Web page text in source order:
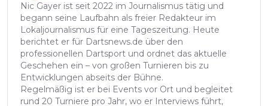
Nic Gayer ist seit 2022 im Journalismus tätig und
begann seine Laufbahn als freier Redakteur im
Lokaljournalismus für eine Tageszeitung. Heute
berichtet er für Dartsnews.de über den
professionellen Dartsport und ordnet das aktuelle
Geschehen ein – von großen Turnieren bis zu
Entwicklungen abseits der Bühne.
Regelmäßig ist er bei Events vor Ort und begleitet
rund 20 Turniere pro Jahr, wo er Interviews führt,